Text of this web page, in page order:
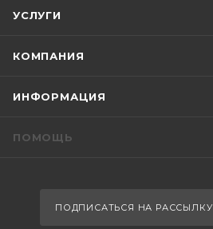
УСЛУГИ
КОМПАНИЯ
ИНФОРМАЦИЯ
ПОМОЩЬ
ПОДПИСАТЬСЯ НА РАССЫЛКУ